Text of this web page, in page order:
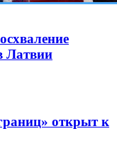
Латвии
открыт к